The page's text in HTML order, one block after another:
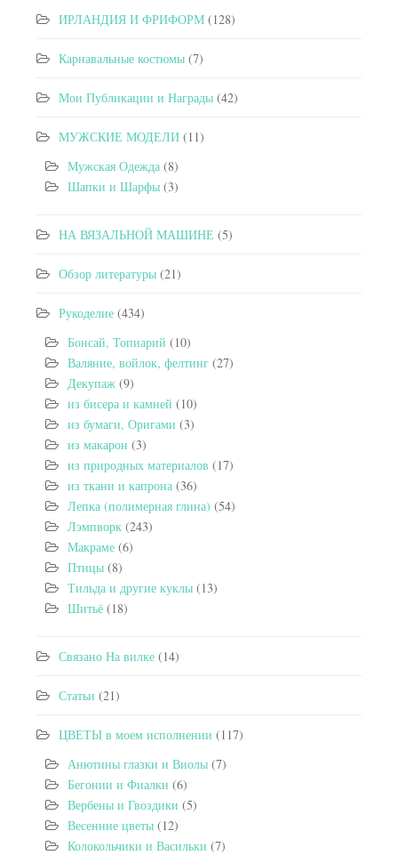
ИРЛАНДИЯ И ФРИФОРМ (128)
Карнавальные костюмы (7)
Мои Публикации и Награды (42)
МУЖСКИЕ МОДЕЛИ (11)
Мужская Одежда (8)
Шапки и Шарфы (3)
НА ВЯЗАЛЬНОЙ МАШИНЕ (5)
Обзор литературы (21)
Рукоделие (434)
Бонсай, Топиарий (10)
Валяние, войлок, фелтинг (27)
Декупаж (9)
из бисера и камней (10)
из бумаги, Оригами (3)
из макарон (3)
из природных материалов (17)
из ткани и капрона (36)
Лепка (полимерная глина) (54)
Лэмпворк (243)
Макраме (6)
Птицы (8)
Тильда и другие куклы (13)
Шитьё (18)
Связано На вилке (14)
Статьи (21)
ЦВЕТЫ в моем исполнении (117)
Анютины глазки и Виолы (7)
Бегонии и Фиалки (6)
Вербены и Гвоздики (5)
Весенние цветы (12)
Колокольчики и Васильки (7)